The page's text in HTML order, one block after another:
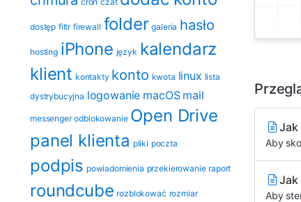
dostęp filtr firewall folder galeria hasło
hosting iPhone język kalendarz
klient kontakty konto kwota linux lista
dystrybucyjna logowanie macOS mail
messenger odblokowanie Open Drive
panel klienta pliki poczta
podpis powiadomienia przekierowanie raport
roundcube rozblokować rozmiar
Jak
Aby
Jak
Aby